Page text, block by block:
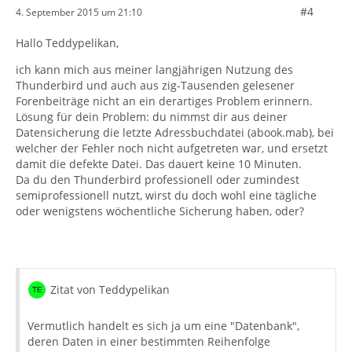
4. September 2015 um 21:10 #4
Hallo Teddypelikan,
ich kann mich aus meiner langjährigen Nutzung des
Thunderbird und auch aus zig-Tausenden gelesener
Forenbeiträge nicht an ein derartiges Problem erinnern.
Lösung für dein Problem: du nimmst dir aus deiner
Datensicherung die letzte Adressbuchdatei (abook.mab), bei
welcher der Fehler noch nicht aufgetreten war, und ersetzt
damit die defekte Datei. Das dauert keine 10 Minuten.
Da du den Thunderbird professionell oder zumindest
semiprofessionell nutzt, wirst du doch wohl eine tägliche
oder wenigstens wöchentliche Sicherung haben, oder?
Zitat von Teddypelikan
Vermutlich handelt es sich ja um eine "Datenbank",
deren Daten in einer bestimmten Reihenfolge